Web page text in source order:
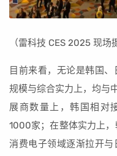
（雷科技 CES 2025 现场
目前来看，无论是韩国
规模与综合实力上，均与
展商数量上，韩国相对
1000家；在整体实力上
消费电子领域逐渐拉开